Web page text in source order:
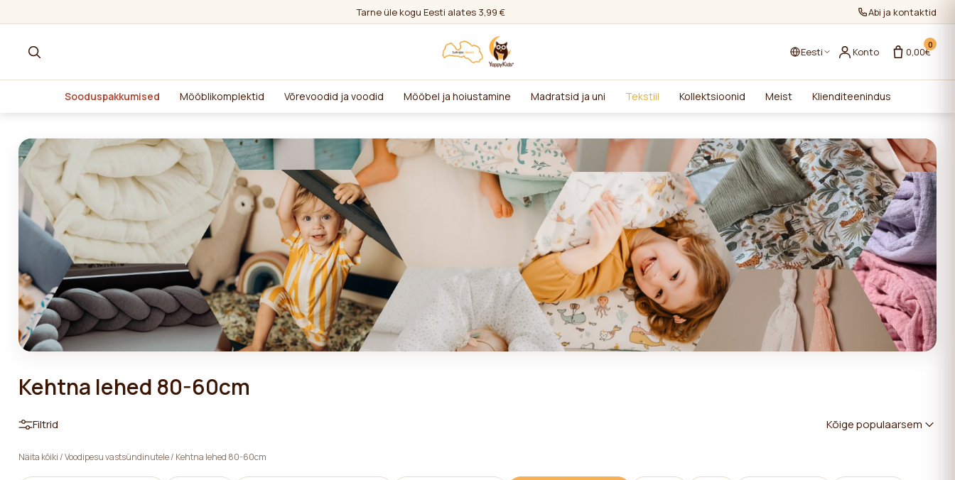
Tarne üle kogu Eesti alates 3,99 € Abi ja kontaktid
Eesti Konto
0
0,00€
Sooduspakkumised Mööblikomplektid Võrevoodid ja voodid Mööbel ja hoiustamine Madratsid ja uni Tekstiil Kollektsioonid Meist Klienditeenindus
Kehtna lehed 80-60cm
Filtrid Kõige populaarsem
Näita kõiki/Voodipesu vastsündinutele/ Kehtna lehed 80-60cm